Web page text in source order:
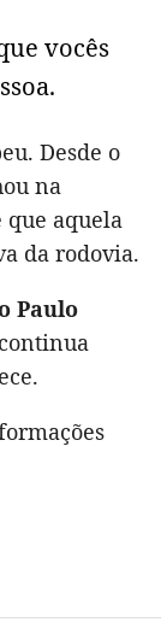
vocês
Desde o
na
que aquela
da rodovia.
Paulo